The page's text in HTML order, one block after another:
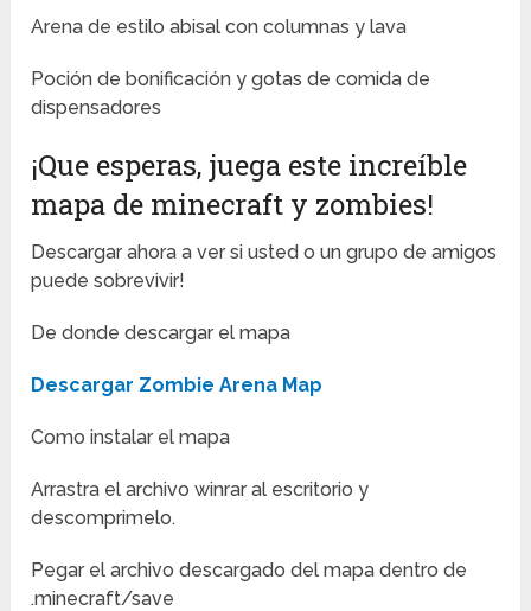
Arena de estilo abisal con columnas y lava
Poción de bonificación y gotas de comida de
dispensadores
¡Que esperas, juega este increíble
mapa de minecraft y zombies!
Descargar ahora a ver si usted o un grupo de amigos
puede sobrevivir!
De donde descargar el mapa
Descargar Zombie Arena Map
Como instalar el mapa
Arrastra el archivo winrar al escritorio y
descomprimelo.
Pegar el archivo descargado del mapa dentro de
.minecraft/save